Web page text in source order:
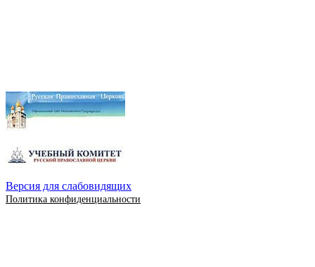
Версия для слабовидящих
Политика конфиденциальности